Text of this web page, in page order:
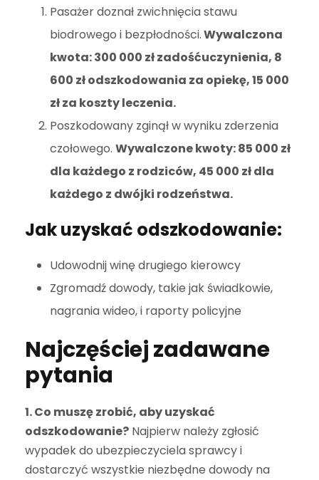
Pasażer doznał zwichnięcia stawu
biodrowego i bezpłodności.Wywalczona
kwota: 300 000 zł zadośćuczynienia, 8
600 zł odszkodowania za opiekę, 15 000
zł za koszty leczenia.
Poszkodowany zginął w wyniku zderzenia
czołowego. Wywalczone kwoty: 85 000 zł
dla każdego z rodziców, 45 000 zł dla
każdego z dwójki rodzeństwa.
Jak uzyskać odszkodowanie:
Udowodnij winę drugiego kierowcy
Zgromadź dowody, takie jak świadkowie,
nagrania wideo, i raporty policyjne
Najczęściej zadawane
pytania
1. Co muszę zrobić, aby uzyskać
odszkodowanie? Najpierw należy zgłosić
wypadek do ubezpieczyciela sprawcy i
dostarczyć wszystkie niezbędne dowody na